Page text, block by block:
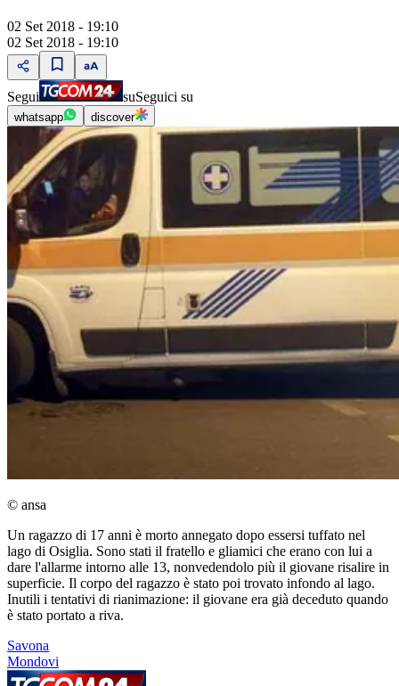
02 Set 2018 - 19:10
02 Set 2018 - 19:10
Segui suSeguici su
whatsapp discover
© ansa
Un ragazzo di 17 anni è morto annegato dopo essersi tuffato nel
lago di Osiglia. Sono stati il fratello e gliamici che erano con lui a
dare l'allarme intorno alle 13, nonvedendolo più il giovane risalire in
superficie. Il corpo del ragazzo è stato poi trovato infondo al lago.
Inutili i tentativi di rianimazione: il giovane era già deceduto quando
è stato portato a riva.
Savona
Mondovi